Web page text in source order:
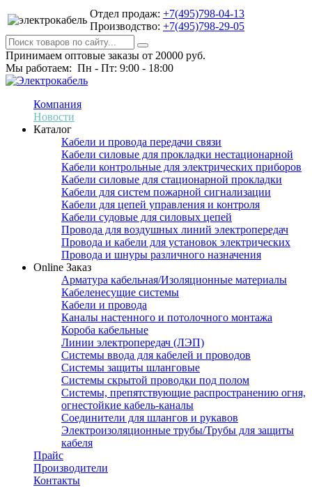
Отдел продаж: +7(495)798-04-13
Производство: +7(495)798-29-05
Принимаем оптовые заказы от 20000 руб.
Мы работаем: Пн - Пт: 9:00 - 18:00
Компания
Новости
Каталог
Кабели и провода передачи связи
Кабели силовые для прокладки нестационарной
Кабели контрольные для электрических приборов
Кабели силовые для стационарной прокладки
Кабели для систем пожарной сигнализации
Кабели для цепей управления и контроля
Кабели судовые для силовых цепей
Провода для воздушных линий электропередач
Провода и кабели для установок электрических
Провода и шнуры различного назначения
Online Заказ
Арматура кабельная/Изоляционные материалы
Кабеленесущие системы
Кабели и провода
Каналы настенного и потолочного монтажа
Короба кабельные
Линии электропередач (ЛЭП)
Системы ввода для кабелей и проводов
Системы защиты шланговые
Системы скрытой проводки под полом
Системы, препятствующие распространению огня,
огнестойкие кабель-каналы
Соединители для шлангов и рукавов
Электроизоляционные трубы/Трубы для защиты
кабеля
Прайс
Производители
Контакты